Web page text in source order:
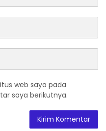
web saya pada
saya berikutnya.